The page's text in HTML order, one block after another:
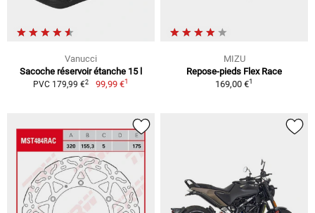
Vanucci
Sacoche réservoir étanche 15 l
PVC 179,99 €2 99,99 €1
MIZU
Repose-pieds Flex Race
169,00 €1